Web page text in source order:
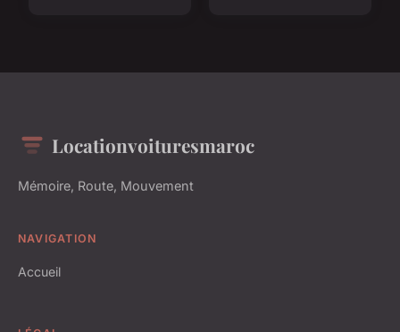
Locationvoituresmaroc
Mémoire, Route, Mouvement
NAVIGATION
Accueil